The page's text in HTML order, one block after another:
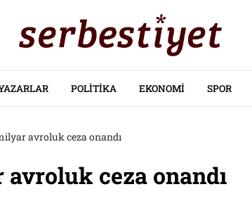
POLITIKA EKONOMI SPOR
avroluk ceza onandı
avroluk ceza onandı